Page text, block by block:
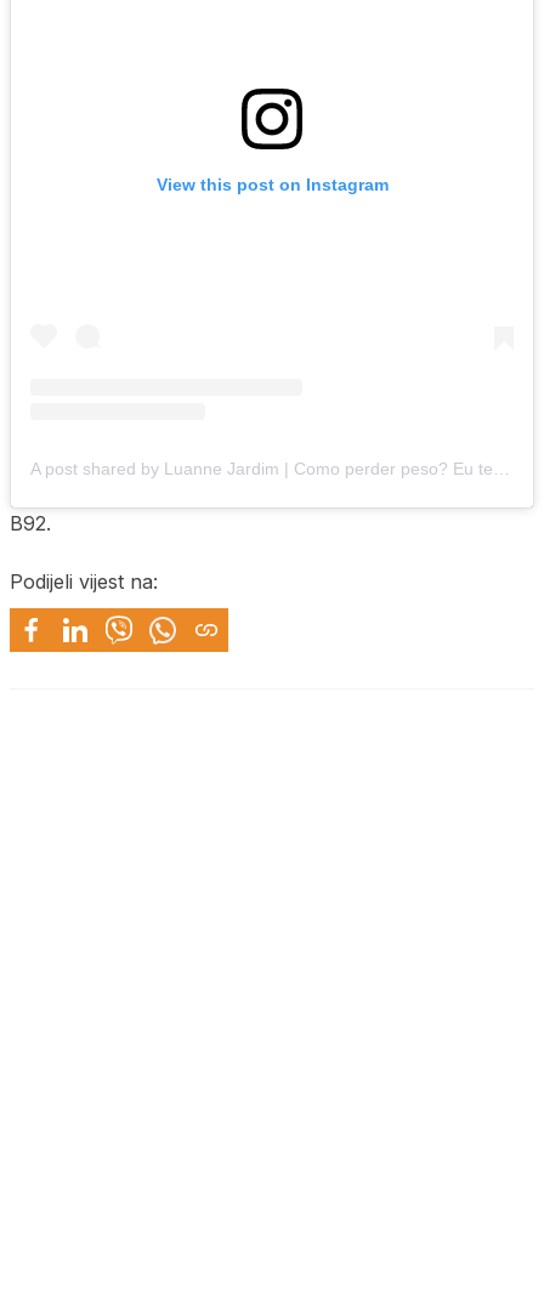
View this post on Instagram
B92.
Podijeli vijest na: